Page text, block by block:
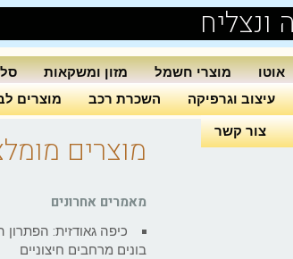
אוטו מוצרי חשמל מזון ומשקאות
עיצוב וגרפיקה השכרת רכב מוצרים
צור קשר מוצרים
מאמרים אחרונים
כיפה גאודזית:
בונים מרחבים חיצוניים